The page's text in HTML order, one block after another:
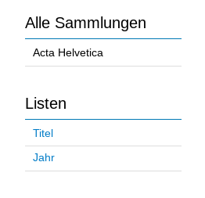
Alle Sammlungen
Acta Helvetica
Listen
Titel
Jahr